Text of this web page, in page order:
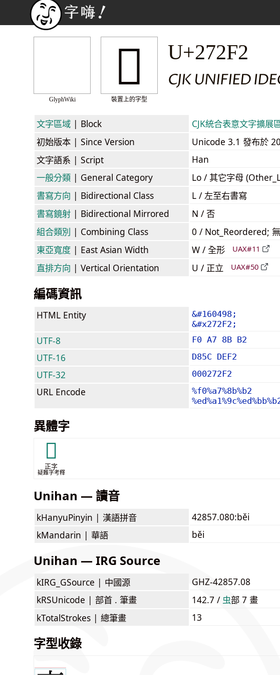
GlyphWiki
𧋲
裝置上的字型
U+272F2
CJK UNIFIED
文字區域 | Block CJK統合表意文字擴
初始版本 | Since Version
Unicode 3.1 發布於
文字語系 | Script
Han
一般分類 | General Category
Lo / 其它字母
書寫方向 | Bidirectional Class
L / 左至右書寫
書寫鏡射 | Bidirectional Mirrored
N / 否
組合類別 | Combining Class
0 / Not_Reordered; 無
東亞寬度 | East Asian Width W / 全形 UAX#11
直排方向 | Vertical Orientation U / 正立 UAX#50
編碼資訊
HTML Entity
&#160498;
&#x272F2;
UTF-8 F0 A7 8B B2
UTF-16 D85C DEF2
UTF-32 000272F2
URL Encode
%f0%a7%8b%b2
異體字
𧋛
正字
疑難字考釋
Unihan — 讀音
kHanyuPinyin | 漢語拼音
42857.080:běi
kMandarin | 華語 běi
Unihan — IRG Source
kIRG_GSource | 中國源
GHZ-42857.08
kRSUnicode | 部首 . 筆畫 142.7 / ⾍部 7 畫
kTotalStrokes | 總筆畫 13
字型收錄